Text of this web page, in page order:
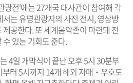
광전'에는 27개국 대사관이 참여해 각
는 유명관광지의 사진 전시, 영상방
공한다. 또 세계음악존이 마련돼 전
있는 기회도 준다.
4일 개막식이 끝난 오후 5시 30분부
부터 5시까지 14개 해외 자매‧우호도